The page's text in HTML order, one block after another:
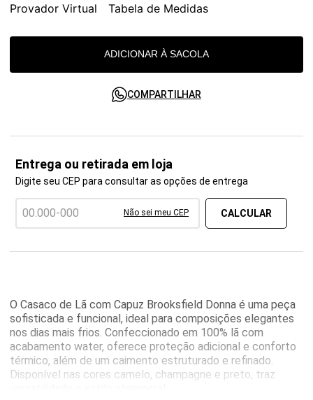
Provador Virtual Tabela de Medidas
ADICIONAR À SACOLA
COMPARTILHAR
Entrega ou retirada em loja
Digite seu CEP para consultar as opções de entrega
Não sei meu CEP
O Casaco de Lã com Capuz Brooksfield Donna é uma peça
sofisticada e funcional, ideal para composições elegantes
nos dias mais frios. Confeccionado em 100% lã com
acabamento water, oferece proteção adicional e conforto
térmico, além de um caimento estruturado e refinado.
Disponível nas cores camelo, champagne e preto, traz